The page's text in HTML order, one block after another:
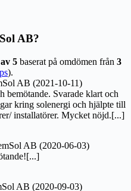
AB?
5 baserat på omdömen från 3
).
AB (2021-10-11)
bemötande. Svarade klart och
kring solenergi och hjälpte till
installatörer. Mycket nöjd.[...]
AB (2020-06-03)
AB (2020-09-03)